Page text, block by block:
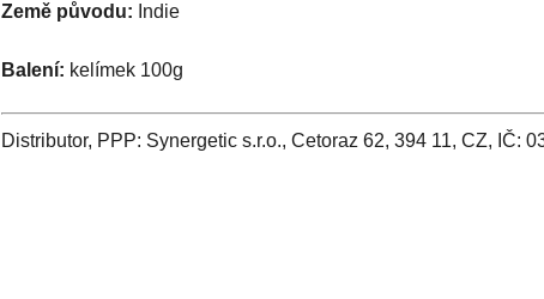
Země původu: Indie
Balení: kelímek 100g
Distributor, PPP: Synergetic s.r.o., Cetoraz 62, 394 11, CZ, IČ: